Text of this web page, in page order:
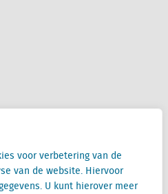
voor verbetering van de
van de website. Hiervoor
U kunt hierover meer